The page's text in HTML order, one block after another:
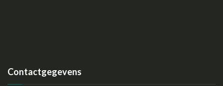
Contactgegevens